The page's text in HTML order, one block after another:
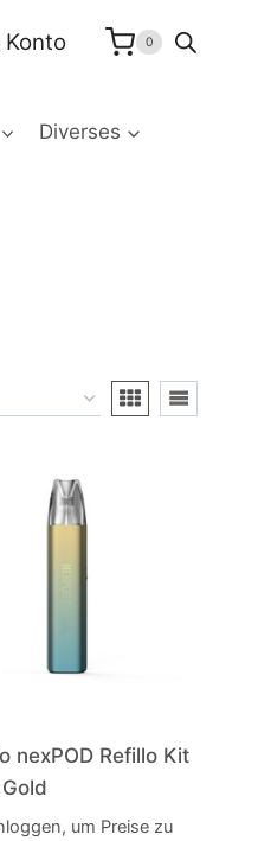
Konto 0
Diverses
nexPOD Refillo Kit
Gold
um Preise zu